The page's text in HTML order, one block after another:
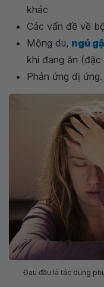
khác
Các vấn đề về
Mộng du, ngủ
khi đang ăn (đặc
Phản ứng dị ứng.
Đau đầu là tác dụng